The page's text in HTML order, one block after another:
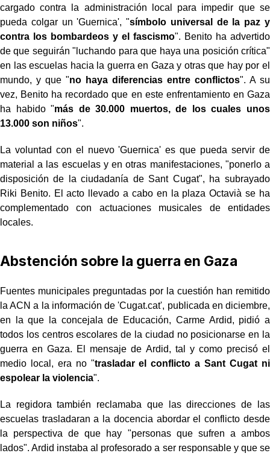
cargado contra la administración local para impedir que se
pueda colgar un 'Guernica', "símbolo universal de la paz y
contra los bombardeos y el fascismo". Benito ha advertido
de que seguirán "luchando para que haya una posición crítica"
en las escuelas hacia la guerra en Gaza y otras que hay por el
mundo, y que "no haya diferencias entre conflictos". A su
vez, Benito ha recordado que en este enfrentamiento en Gaza
ha habido "más de 30.000 muertos, de los cuales unos
13.000 son niños".
La voluntad con el nuevo 'Guernica' es que pueda servir de
material a las escuelas y en otras manifestaciones, "ponerlo a
disposición de la ciudadanía de Sant Cugat", ha subrayado
Riki Benito. El acto llevado a cabo en la plaza Octavià se ha
complementado con actuaciones musicales de entidades
locales.
Abstención sobre la guerra en Gaza
Fuentes municipales preguntadas por la cuestión han remitido
la ACN a la información de 'Cugat.cat', publicada en diciembre,
en la que la concejala de Educación, Carme Ardid, pidió a
todos los centros escolares de la ciudad no posicionarse en la
guerra en Gaza. El mensaje de Ardid, tal y como precisó el
medio local, era no "trasladar el conflicto a Sant Cugat ni
espolear la violencia".
La regidora también reclamaba que las direcciones de las
escuelas trasladaran a la docencia abordar el conflicto desde
la perspectiva de que hay "personas que sufren a ambos
lados". Ardid instaba al profesorado a ser responsable y que se